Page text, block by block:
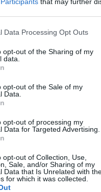
this website/app uses one
your visit or usage behaviour.
consent to Google and its
for below specified purposes
Data Processing Opt Outs
opt-out of the Sharing of my
data.
opt-out of the Sale of my
Data.
opt-out of processing my
Data for Targeted Advertising.
opt-out of Collection, Use,
Sale, and/or Sharing of my
Data that Is Unrelated with
for which it was collected.
soha többé nem lesz
fel ide.
sem szerettem volna,
Az első pillanattól
kísérte az…
03.
hogy csináltam
olvadós kekszet,
sose sikerült. Ez talán
ezért inkább csak
teljesen igazuk
ehhez például…